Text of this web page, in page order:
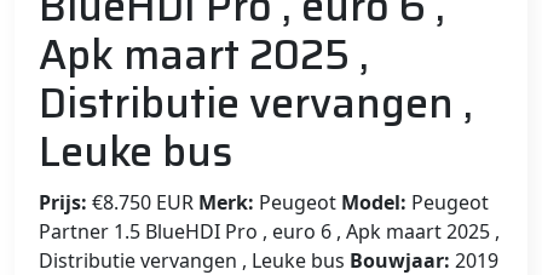
Apk maart 2025 ,
Distributie vervangen ,
Leuke bus
Prijs: €8.750 EUR Merk: Peugeot Model: Peugeot
Partner 1.5 BlueHDI Pro , euro 6 , Apk maart 2025 ,
Distributie vervangen , Leuke bus Bouwjaar: 2019